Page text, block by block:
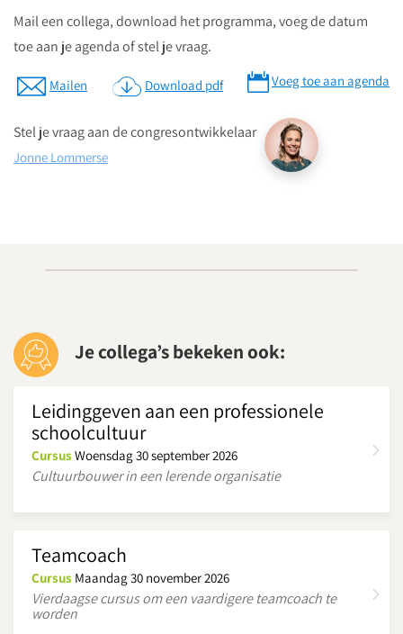
Parkeren
Postcode ten behoeve van je navigatiesysteem : 3511 BS
Parkeren kan in de Qpark parkeergarage La Vie, welke langs de
Op parkeerniveau 14 heeft u rechtstreekse doorgang naar La
Vie.
Download routebeschrijving
Mail een collega, download het programma, voeg de datum
toe aan je agenda of stel je vraag.
Mailen Download pdf Voeg toe aan agenda
Stel je vraag aan de congresontwikkelaar
Jonne Lommerse
Je collega’s bekeken ook:
Leidinggeven aan een professionele
schoolcultuur
CursusWoensdag 30 september 2026
Cultuurbouwer in een lerende organisatie
Teamcoach
Cursus Maandag 30 november 2026
Vierdaagse cursus om een vaardigere teamcoach te
worden